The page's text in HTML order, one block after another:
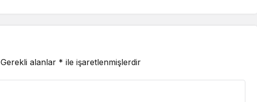
Gerekli alanlar * ile işaretlenmişlerdir